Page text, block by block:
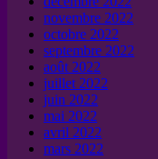
novembre 2022
octobre 2022
septembre 2022
août 2022
juillet 2022
juin 2022
mai 2022
avril 2022
mars 2022